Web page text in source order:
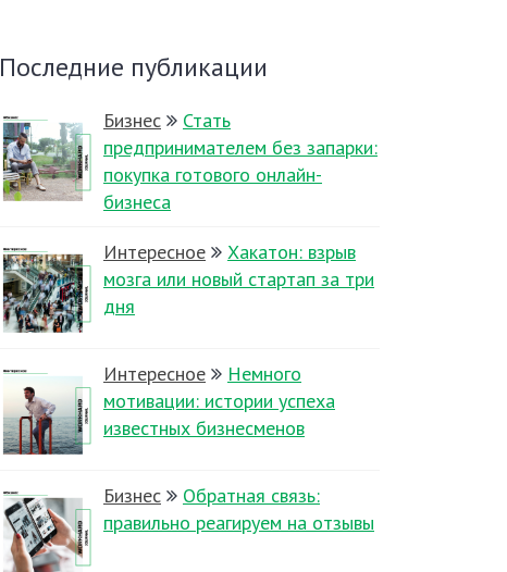
Последние публикации
Бизнес
Стать
предпринимателем без запарки:
покупка готового онлайн-
бизнеса
Интересное
Хакатон: взрыв
мозга или новый стартап за три
дня
Интересное
Немного
мотивации: истории успеха
известных бизнесменов
Бизнес
Обратная связь:
правильно реагируем на отзывы